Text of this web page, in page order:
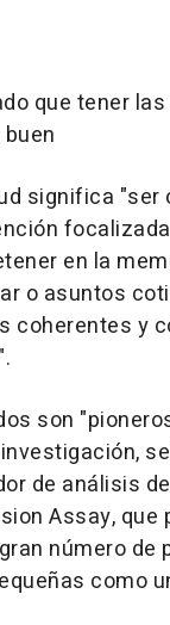
que tener
significa "ser
en la
o asuntos
coherentes y
son
de análisis
Assay, que
número de
como